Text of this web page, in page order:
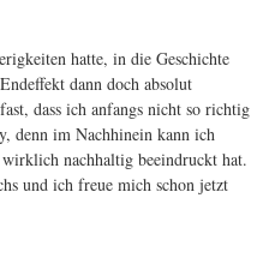
hatte, in die Geschichte
dann doch absolut
dass ich anfangs nicht so richtig
denn im Nachhinein kann ich
wirklich nachhaltig beeindruckt hat.
und ich freue mich schon jetzt